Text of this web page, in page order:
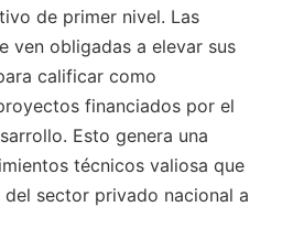
de primer nivel. Las
ven obligadas a elevar sus
calificar como
financiados por el
Esto genera una
técnicos valiosa que
sector privado nacional a